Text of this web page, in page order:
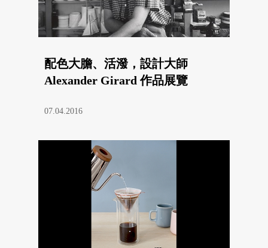
配色大膽、活潑，設計大師
Alexander Girard 作品展覽
07.04.2016